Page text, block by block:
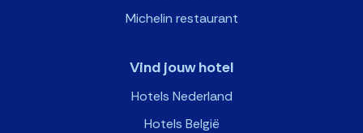
Michelin restaurant
Vind jouw hotel
Hotels Nederland
Hotels België